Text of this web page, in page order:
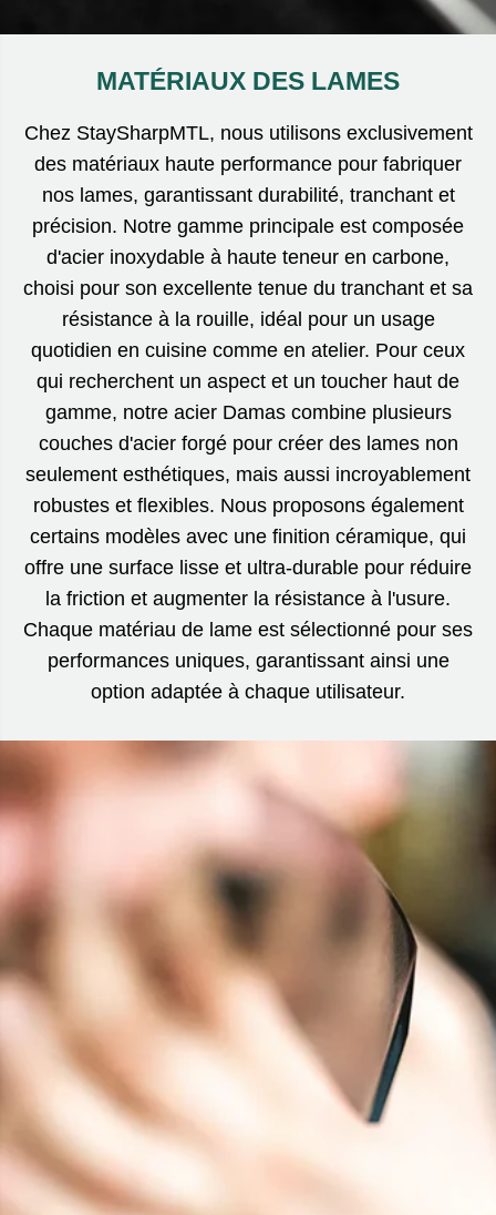
MATÉRIAUX DES LAMES
Chez StaySharpMTL, nous utilisons exclusivement
des matériaux haute performance pour fabriquer
nos lames, garantissant durabilité, tranchant et
précision. Notre gamme principale est composée
d'acier inoxydable à haute teneur en carbone,
choisi pour son excellente tenue du tranchant et sa
résistance à la rouille, idéal pour un usage
quotidien en cuisine comme en atelier. Pour ceux
qui recherchent un aspect et un toucher haut de
gamme, notre acier Damas combine plusieurs
couches d'acier forgé pour créer des lames non
seulement esthétiques, mais aussi incroyablement
robustes et flexibles. Nous proposons également
certains modèles avec une finition céramique, qui
offre une surface lisse et ultra-durable pour réduire
la friction et augmenter la résistance à l'usure.
Chaque matériau de lame est sélectionné pour ses
performances uniques, garantissant ainsi une
option adaptée à chaque utilisateur.